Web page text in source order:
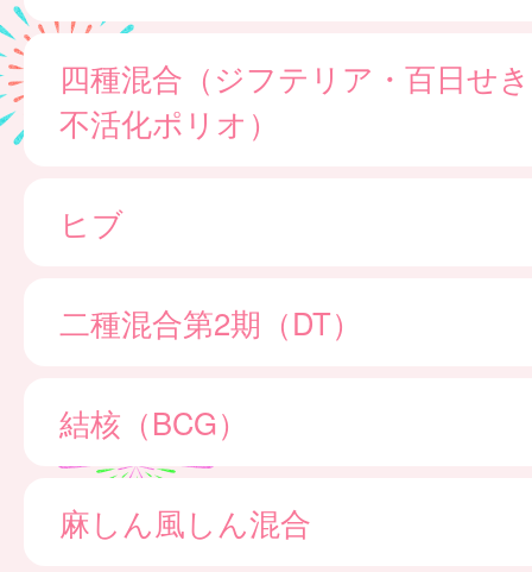
四種混合（ジフテリア・百日せ
不活化ポリオ）
ヒブ
二種混合第2期（DT）
結核（BCG）
麻しん風しん混合